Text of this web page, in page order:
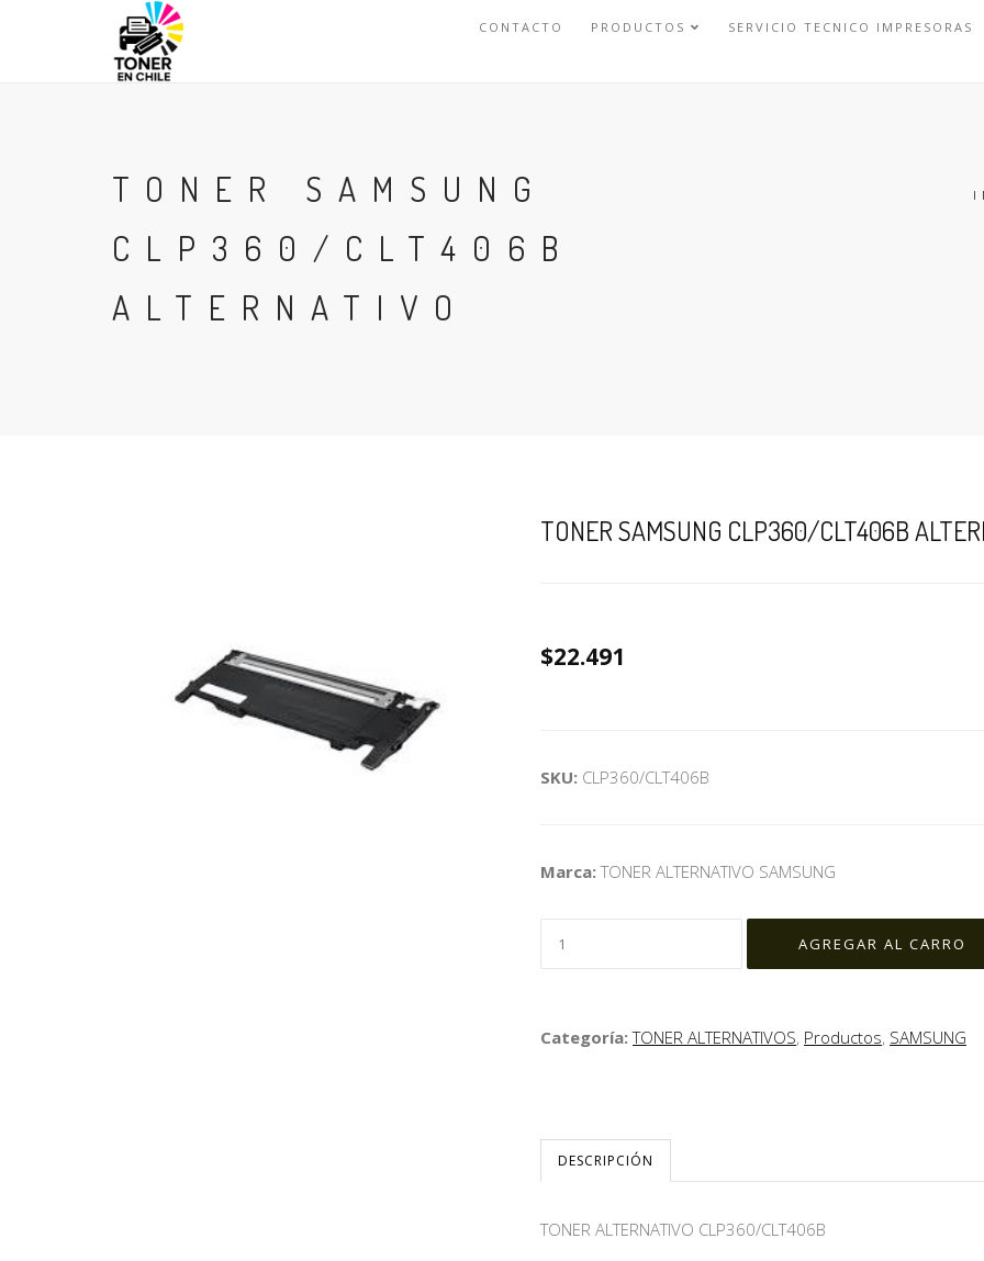
CONTACTO PRODUCTOS SERVICIO TECNICO IMPRESORAS
TONER SAMSUNG
CLP360/CLT406B
ALTERNATIVO
TONER SAMSUNG CLP360/CLT406B
$22.491
SKU: CLP360/CLT406B
Marca:TONER ALTERNATIVO SAMSUNG
Categoría:TONER ALTERNATIVOS, Productos, SAMSUNG
DESCRIPCIÓN
TONER ALTERNATIVO CLP360/CLT406B